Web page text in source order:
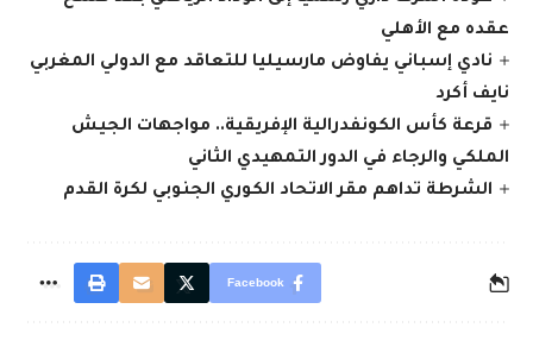
عقده مع الأهلي
نادي إسباني يفاوض مارسيليا للتعاقد مع الدولي المغربي
نايف أكرد
قرعة كأس الكونفدرالية الإفريقية.. مواجهات الجيش
الملكي والرجاء في الدور التمهيدي الثاني
الشرطة تداهم مقر الاتحاد الكوري الجنوبي لكرة القدم
Facebook